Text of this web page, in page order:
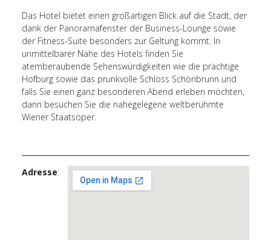
Das Hotel bietet einen großartigen Blick auf die Stadt, der
dank der Panoramafenster der Business-Lounge sowie
der Fitness-Suite besonders zur Geltung kommt. In
unmittelbarer Nähe des Hotels finden Sie
atemberaubende Sehenswürdigkeiten wie die prächtige
Hofburg sowie das prunkvolle Schloss Schönbrunn und
falls Sie einen ganz besonderen Abend erleben möchten,
dann besuchen Sie die nahegelegene weltberühmte
Wiener Staatsoper.
Adresse: